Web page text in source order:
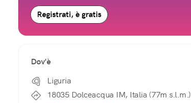
Registrati, è gratis
Dov'è
Liguria
18035 Dolceacqua IM, Italia (77m s.l.m.)